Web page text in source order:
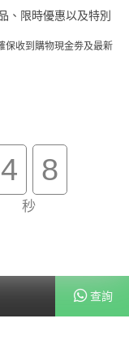
查詢
服支援
、限時優惠以及特別
保收到購物現金劵及最新
4 8
秒